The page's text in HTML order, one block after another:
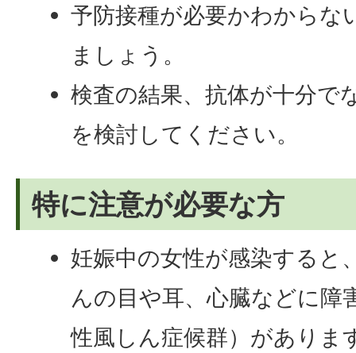
予防接種が必要かわからな
ましょう。
検査の結果、抗体が十分で
を検討してください。
特に注意が必要な方
妊娠中の女性が感染すると
んの目や耳、心臓などに障
性風しん症候群）がありま